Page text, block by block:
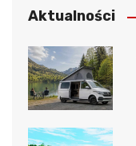
Aktualności